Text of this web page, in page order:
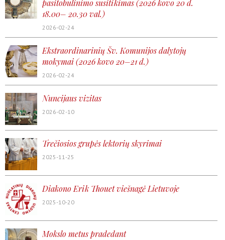
pasitobulinimo susitikimas (2026 kovo 20 d.
18.00– 20.30 val.)
2026-02-24
Ekstraordinarinių Šv. Komunijos dalytojų
mokymai (2026 kovo 20–21 d.)
2026-02-24
Nuncijaus vizitas
2026-02-10
Trečiosios grupės lektorių skyrimai
2025-11-25
Diakono Erik Thouet viešnagė Lietuvoje
2025-10-20
Mokslo metus pradedant